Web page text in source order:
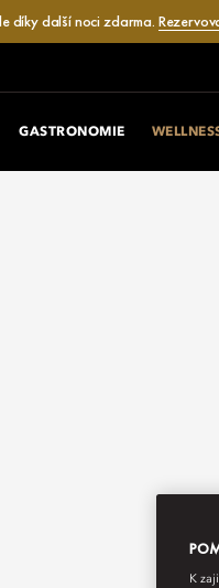
díky další noci zdarma.
GASTRONOMIE
K